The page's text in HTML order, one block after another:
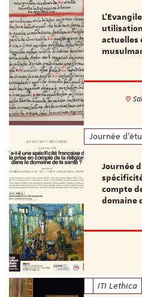
actuelles
Journée
Journée
compte
domaine
ITI Lethica